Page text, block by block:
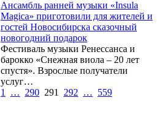
Ансамбль ранней музыки «Insula
Magica» приготовили для жителей и
гостей Новосибирска сказочный
новогодний подарок
Фестиваль музыки Ренессанса и
барокко «Снежная виола – 20 лет
спустя». Взрослые получатели
услуг…
1
… 290 291 292 … 559